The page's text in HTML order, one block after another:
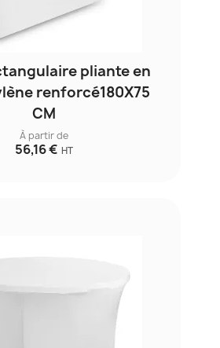
pliante en
renforcé180X75
CM
À partir de
56,16 € HT